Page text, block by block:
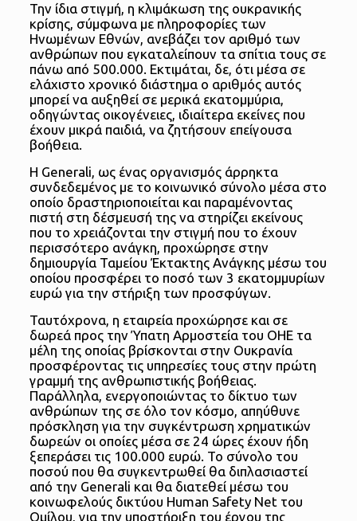
Την ίδια στιγμή, η κλιμάκωση της ουκρανικής
κρίσης, σύμφωνα με πληροφορίες των
Ηνωμένων Εθνών, ανεβάζει τον αριθμό των
ανθρώπων που εγκαταλείπουν τα σπίτια τους σε
πάνω από 500.000. Εκτιμάται, δε, ότι μέσα σε
ελάχιστο χρονικό διάστημα ο αριθμός αυτός
μπορεί να αυξηθεί σε μερικά εκατομμύρια,
οδηγώντας οικογένειες, ιδιαίτερα εκείνες που
έχουν μικρά παιδιά, να ζητήσουν επείγουσα
βοήθεια.
Η Generali, ως ένας οργανισμός άρρηκτα
συνδεδεμένος με το κοινωνικό σύνολο μέσα στο
οποίο δραστηριοποιείται και παραμένοντας
πιστή στη δέσμευσή της να στηρίζει εκείνους
που το χρειάζονται την στιγμή που το έχουν
περισσότερο ανάγκη, προχώρησε στην
δημιουργία Ταμείου Έκτακτης Ανάγκης μέσω του
οποίου προσφέρει το ποσό των 3 εκατομμυρίων
ευρώ για την στήριξη των προσφύγων.
Ταυτόχρονα, η εταιρεία προχώρησε και σε
δωρεά προς την Ύπατη Αρμοστεία του ΟΗΕ τα
μέλη της οποίας βρίσκονται στην Ουκρανία
προσφέροντας τις υπηρεσίες τους στην πρώτη
γραμμή της ανθρωπιστικής βοήθειας.
Παράλληλα, ενεργοποιώντας το δίκτυο των
ανθρώπων της σε όλο τον κόσμο, απηύθυνε
πρόσκληση για την συγκέντρωση χρηματικών
δωρεών οι οποίες μέσα σε 24 ώρες έχουν ήδη
ξεπεράσει τις 100.000 ευρώ. Το σύνολο του
ποσού που θα συγκεντρωθεί θα διπλασιαστεί
από την Generali και θα διατεθεί μέσω του
κοινωφελούς δικτύου Human Safety Net του
Ομίλου, για την υποστήριξη του έργου της